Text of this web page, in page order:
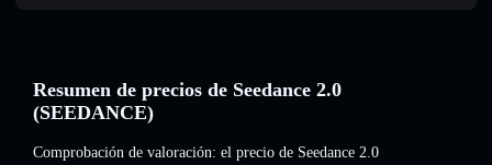
Resumen de precios de Seedance 2.0
(SEEDANCE)
Comprobación de valoración: el precio de Seedance 2.0